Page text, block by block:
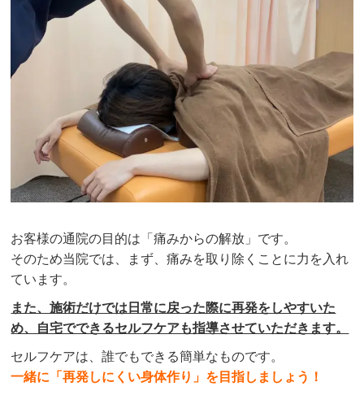
お客様の通院の目的は「痛みからの解放」です。
そのため当院では、まず、痛みを取り除くことに力を入れ
ています。
また、施術だけでは日常に戻った際に再発をしやすいた
め、自宅でできるセルフケアも指導させていただきます。
セルフケアは、誰でもできる簡単なものです。
一緒に「再発しにくい身体作り」を目指しましょう！